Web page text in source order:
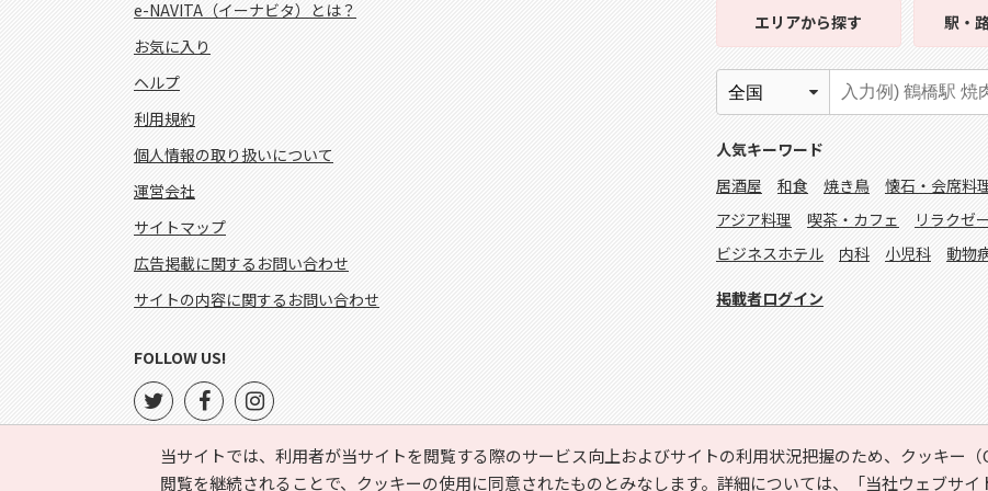
当サイトでは、利用者が当サイトを閲覧する際のサービス向上およびサイトの利用状況把握のため、クッキー
閲覧を継続されることで、クッキーの使用に同意されたものとみなします。詳細については、
「当社ウェブサ
e-NAVITA（イーナビタ）とは？
お気に入り
ヘルプ
利用規約
個人情報の取り扱いについて
運営会社
サイトマップ
広告掲載に関するお問い合わせ
サイトの内容に関するお問い合わせ
エリアから探す 駅・
人気キーワード
居酒屋
和食 焼き鳥 懐石・会席料
アジア料理
喫茶・カフェ リラクゼ
ビジネスホテル
内科 小児科 動物
掲載者ログイン
FOLLOW US!
Copyright © HYOJITO.Co.,Ltd. All Rights Reserved.